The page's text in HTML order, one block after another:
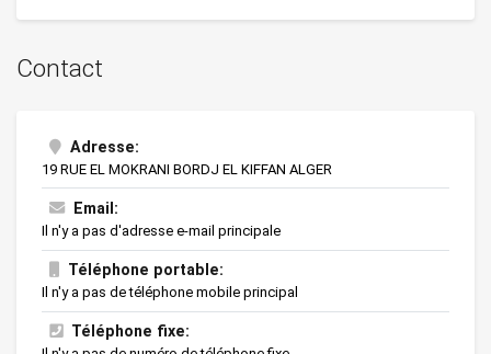
Contact
Adresse:
19 RUE EL MOKRANI BORDJ EL KIFFAN ALGER
Email:
Il n'y a pas d'adresse e-mail principale
Téléphone portable:
Il n'y a pas de téléphone mobile principal
Téléphone fixe: